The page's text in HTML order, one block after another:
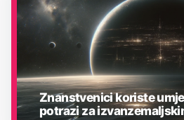
Znanstvenici koriste
potrazi za